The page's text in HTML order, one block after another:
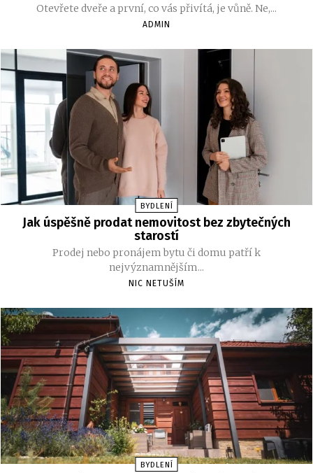
Otevřete dveře a první, co vás přivítá, je vůně. Ne,...
ADMIN
BYDLENÍ
Jak úspěšně prodat nemovitost bez zbytečných
starostí
Prodej nebo pronájem bytu či domu patří k
nejvýznamnějším...
NIC NETUŠÍM
BYDLENÍ